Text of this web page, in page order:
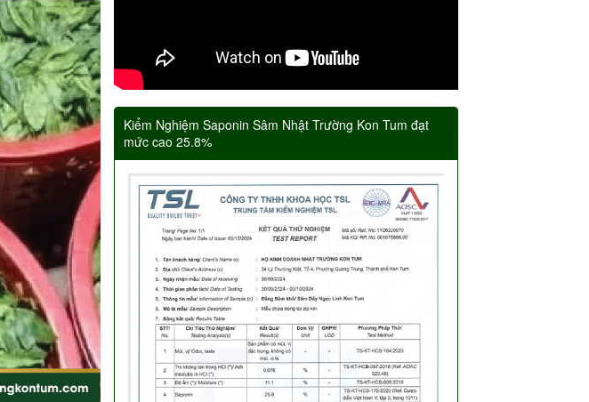
Kiểm Nghiệm Saponin Sâm Nhật Trường Kon Tum đạt
mức cao 25.8%